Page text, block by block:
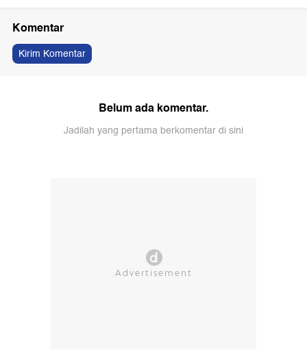
Komentar
Kirim Komentar
Belum ada komentar.
Jadilah yang pertama berkomentar di sini